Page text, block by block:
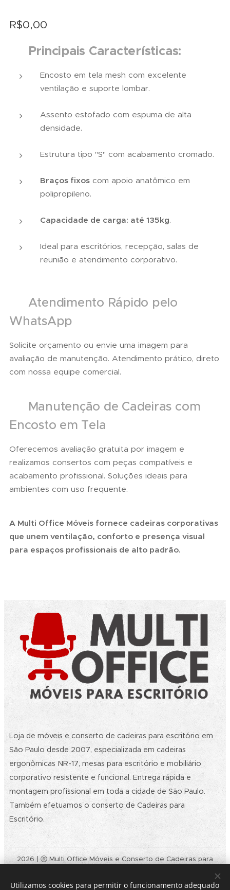
R$0,00
Principais Características:
Encosto em tela mesh com excelente
ventilação e suporte lombar.
Assento estofado com espuma de alta
densidade.
Estrutura tipo "S" com acabamento cromado.
Braços fixos com apoio anatômico em
polipropileno.
Capacidade de carga: até 135kg.
Ideal para escritórios, recepção, salas de
reunião e atendimento corporativo.
📲 Atendimento Rápido pelo
WhatsApp
Solicite orçamento ou envie uma imagem para
avaliação de manutenção. Atendimento prático, direto
com nossa equipe comercial.
🛠 Manutenção de Cadeiras com
Encosto em Tela
Oferecemos avaliação gratuita por imagem e
realizamos consertos com peças compatíveis e
acabamento profissional. Soluções ideais para
ambientes com uso frequente.
A Multi Office Móveis fornece cadeiras corporativas
que unem ventilação, conforto e presença visual
para espaços profissionais de alto padrão.
Loja de móveis e conserto de cadeiras para escritório em
São Paulo desde 2007, especializada em cadeiras
ergonômicas NR-17, mesas para escritório e mobiliário
corporativo resistente e funcional. Entrega rápida e
montagem profissional em toda a cidade de São Paulo.
Também efetuamos o conserto de Cadeiras para
Escritório.
2026 | Ⓡ Multi Office Móveis e Conserto de Cadeiras para
Utilizamos cookies para permitir o funcionamento adequado